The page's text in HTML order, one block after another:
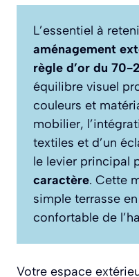
L’essentiel à
aménagement
règle d’or du 70-
équilibre visuel
couleurs et
mobilier,
textiles et d’un
le levier principal
caractère. Cette
simple terrasse
confortable de
Votre espace